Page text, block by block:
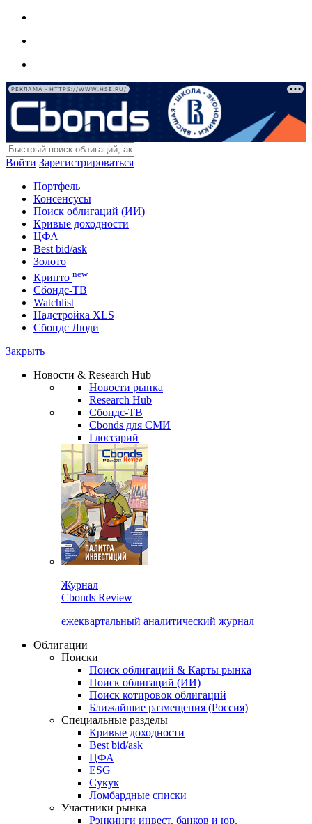
РЕКЛАМА • HTTPS://WWW.HSE.RU/
Войти Зарегистрироваться
Портфель
Консенсусы
Поиск облигаций (ИИ)
Кривые доходности
ЦФА
Best bid/ask
Золото
Крипто new
Сбондс-ТВ
Watchlist
Надстройка XLS
Сбондс Люди
Закрыть
Новости & Research Hub
Новости рынка
Research Hub
Сбондс-ТВ
Cbonds для СМИ
Глоссарий
Журнал
Cbonds Review
ежеквартальный аналитический журнал
Облигации
Поиски
Поиск облигаций & Карты рынка
Поиск облигаций (ИИ)
Поиск котировок облигаций
Ближайшие размещения (Россия)
Специальные разделы
Кривые доходности
Best bid/ask
ЦФА
ESG
Сукук
Ломбардные списки
Участники рынка
Рэнкинги инвест. банков и юр.